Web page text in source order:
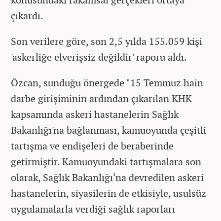
çıkardı.
Son verilere göre, son 2,5 yılda 155.059 kişi
'askerliğe elverişsiz değildir' raporu aldı.
Özcan, sunduğu önergede "15 Temmuz hain
darbe girişiminin ardından çıkarılan KHK
kapsamında askeri hastanelerin Sağlık
Bakanlığı'na bağlanması, kamuoyunda çeşitli
tartışma ve endişeleri de beraberinde
getirmiştir. Kamuoyundaki tartışmalara son
olarak, Sağlık Bakanlığı‘na devredilen askeri
hastanelerin, siyasilerin de etkisiyle, usulsüz
uygulamalarla verdiği sağlık raporları